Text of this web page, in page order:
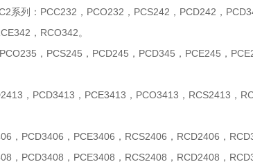
系列：PCC232，PCO232，PCS242，PCD242，
，RCO342。
，PCS245，PCD245，PCD345，PCE245，
，PCD3413，PCE3413，PCO3413，RCS2413，
，PCD3406，PCE3406，RCS2406，RCD2406，
，PCD3408，PCE3408，RCS2408，RCD2408，